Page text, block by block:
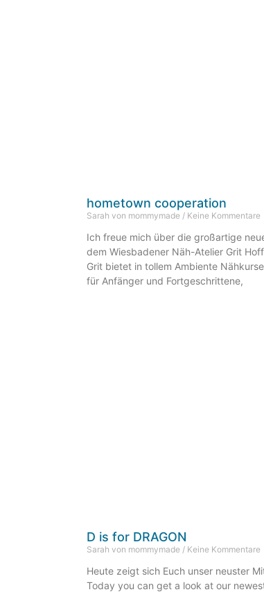
hometown cooperation
Sarah von mommymade Keine Kommentare
Ich freue mich über die großartige
dem Wiesbadener Näh-Atelier Grit
Grit bietet in tollem Ambiente
für Anfänger und Fortgeschrittene,
D is for DRAGON
Sarah von mommymade Keine Kommentare
Heute zeigt sich Euch unser neuster
Today you can get a look at our